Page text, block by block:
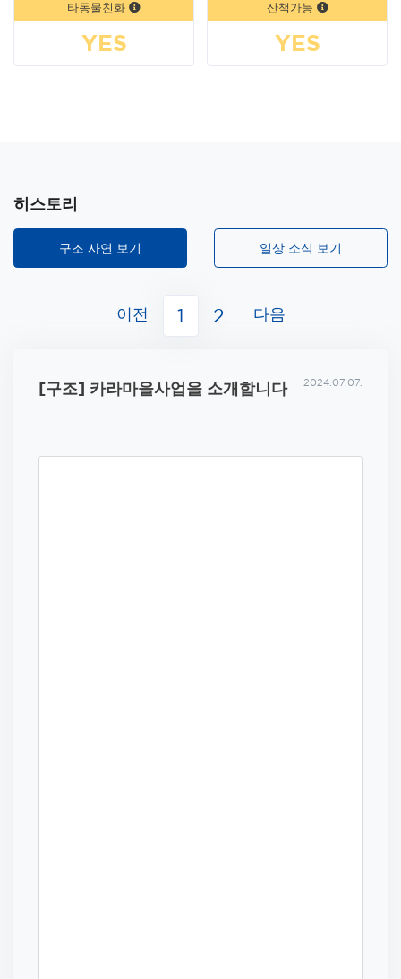
타동물친화
YES
산책가능
YES
히스토리
구조 사연 보기 일상 소식 보기
이전 1 2 다음
[구조] 카라마을사업을 소개합니다 2024.07.07.